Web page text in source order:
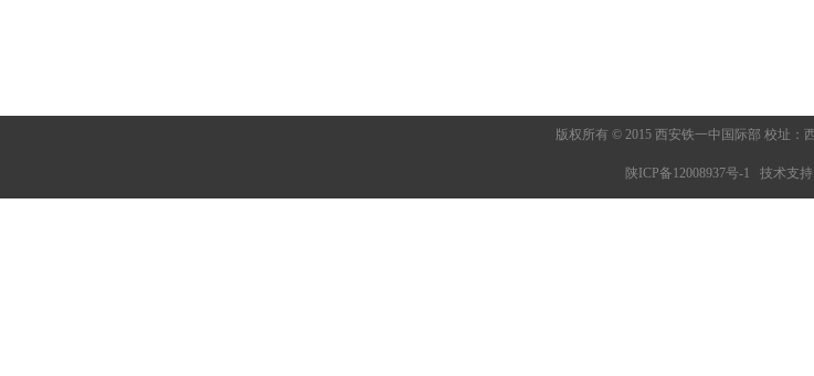
版权所有 © 2015 西安铁一中国际部 校址：
陕ICP备12008937号-1 技术支持